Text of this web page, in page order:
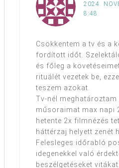
2024.
8:48
Csökkentem a tv és a
fordított időt.
és főleg a
rituálét vezetek be,
teszem azokat.
Tv-nél meghatároztam
műsoraimat max napi
hetente 2x filmnézés
háttérzaj helyett zenét
Felesleges időrabló
idegenekkel való
beszélgetéseket